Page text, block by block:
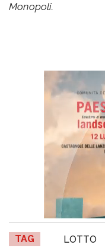
Monopoli.
TAG LOTTO